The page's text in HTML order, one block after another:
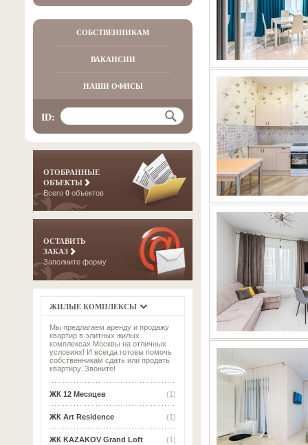
СОБСТВЕННИКАМ
ВАКАНСИИ
НАШИ ОФИСЫ
ID:
ОТОБРАННЫЕ
ОБЪЕКТЫ
Всего 0 объектов
ОСТАВИТЬ
ЗАКАЗ
Заполните форму
ЖИЛЫЕ КОМПЛЕКСЫ
Мы предлагаем аренду и продажу
квартир в элитных жилых
комплексах Москвы на отличных
условиях! И всегда готовы помочь
собственникам сдать или продать
квартиру. Звоните!
(1)
ЖК 12 Месяцев
(1)
ЖК Art Residence
(1)
ЖК KAZAKOV Grand Loft